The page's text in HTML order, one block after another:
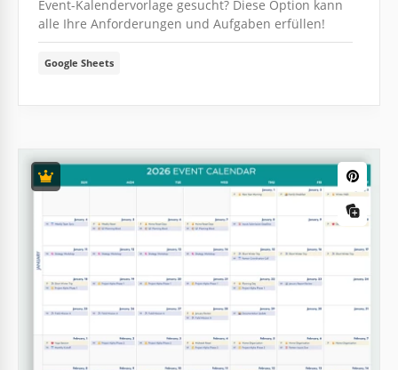
Event-Kalendervorlage gesucht? Diese Option kann
alle Ihre Anforderungen und Aufgaben erfüllen!
Google Sheets